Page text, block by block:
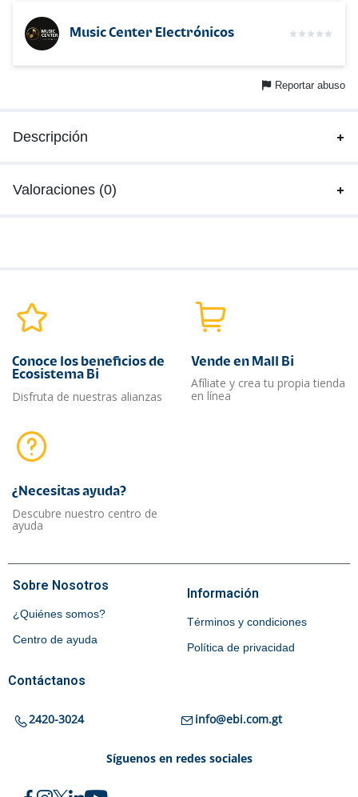
Music Center Electrónicos
Reportar abuso
Descripción
Valoraciones (0)
Conoce los beneficios de
Ecosistema Bi
Disfruta de nuestras alianzas
Vende en Mall Bi
Afíliate y crea tu propia tienda
en línea
¿Necesitas ayuda?​
Descubre nuestro centro de
ayuda
Sobre Nosotros
¿Quiénes somos?
Centro de ayuda
Información
Términos y condiciones
Política de privacidad
Contáctanos
2420-3024 info@ebi.com.gt
Síguenos en redes sociales